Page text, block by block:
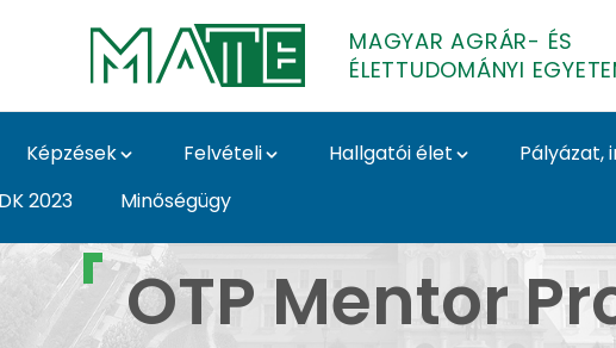
MAGYAR AGRÁR- ÉS
ÉLETTUDOMÁNYI
Képzések Felvételi Hallgatói élet Pályázat,
2023 Minőségügy
- Magyar Agrár-
OTP Mentor